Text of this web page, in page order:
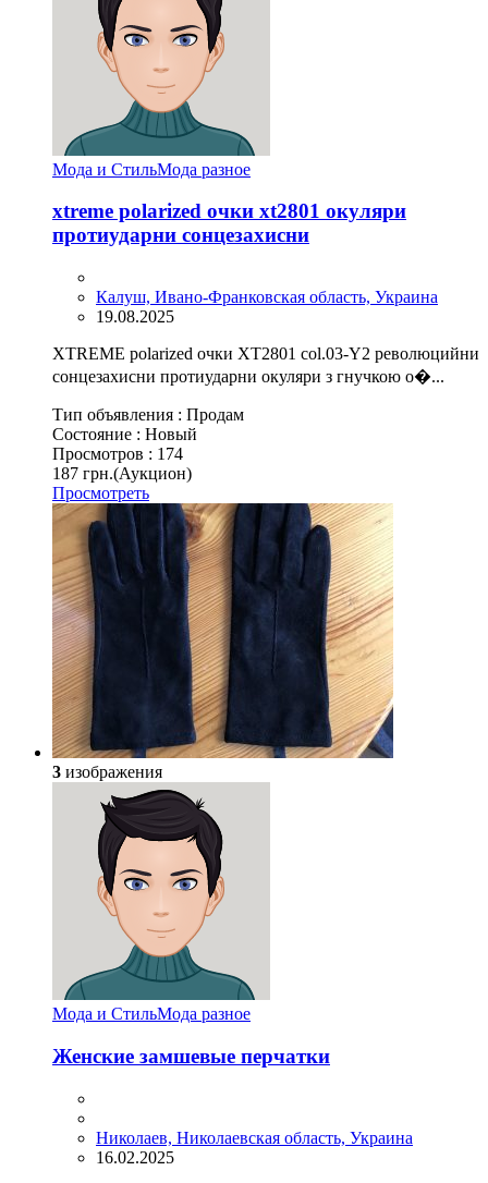
Мода и СтильМода разное
xtreme polarized очки xt2801 окуляри
протиударни сонцезахисни
Калуш, Ивано-Франковская область, Украина
19.08.2025
XTREME polarized очки XT2801 col.03-Y2 революцийни
сонцезахисни протиударни окуляри з гнучкою о�...
Тип объявления : Продам
Состояние : Новый
Просмотров : 174
187 грн.(Аукцион)
Просмотреть
3 изображения
Мода и СтильМода разное
Женские замшевые перчатки
Николаев, Николаевская область, Украина
16.02.2025